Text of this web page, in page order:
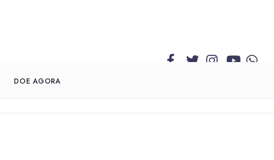
DOE AGORA